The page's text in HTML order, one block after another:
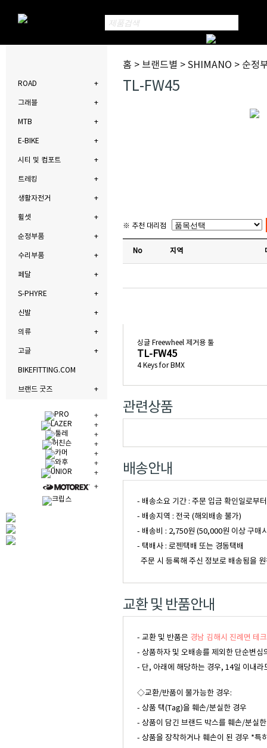
ROAD
그래블
MTB
E-BIKE
시티 및 컴포트
트레킹
생활자전거
휠셋
순정부품
수리부품
페달
S-PHYRE
신발
의류
고글
BIKEFITTING.COM
브랜드 굿즈
홈 > 브랜드별 > SHIMANO > 순정
TL-FW45
※ 추천 대리점
No 지역
싱글 Freewheel 제거용 툴
TL-FW45
4 Keys for BMX
관련상품
배송안내
- 배송소요 기간 : 주문 입금 확인일로부
- 배송지역 : 전국 (해외배송 불가)
- 배송비 : 2,750원 (50,000원 이상 구매
- 택배사 : 로젠택배 또는 경동택배
주문 시 등록해 주신 정보로 배송됨을
교환 및 반품안내
- 교환 및 반품은 경남 김해시 진례면 테
- 상품하자 및 오배송를 제외한 단순변
- 단, 아래에 해당하는 경우, 14일 이내
◇교환/반품이 불가능한 경우:
- 상품 택(Tag)을 훼손/분실한 경우
- 상품이 담긴 브랜드 박스를 훼손/분실
- 상품을 장착하거나 훼손이 된 경우 *특